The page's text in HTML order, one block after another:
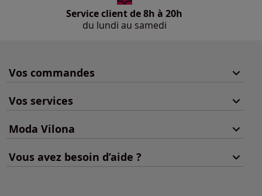
Service client de 8h à 20h
du lundi au samedi
Vos commandes
Vos services
Moda Vilona
Vous avez besoin d’aide ?